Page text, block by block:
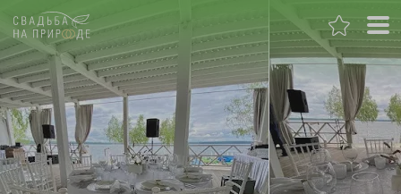
Екатеринбург
Банкет
Свадьба